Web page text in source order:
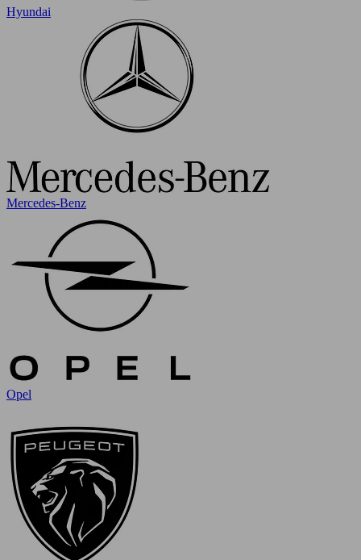
Hyundai
Mercedes-Benz
Opel